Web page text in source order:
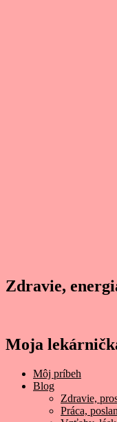
Zdravie,
Moja
Môj príbeh
Blog
Zdravie,
Práca,